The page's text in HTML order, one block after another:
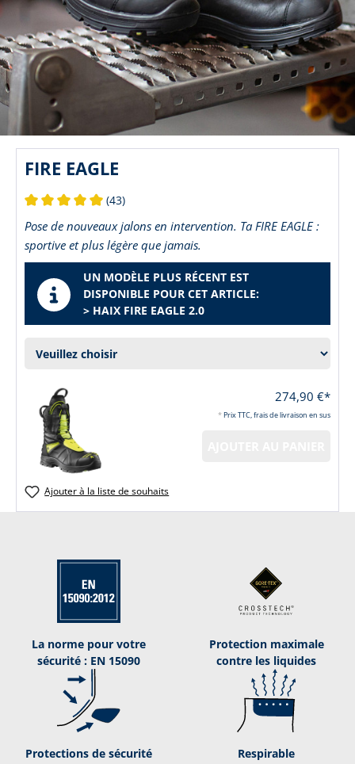
FIRE EAGLE
(43)
Pose de nouveaux jalons en intervention. Ta FIRE EAGLE :
sportive et plus légère que jamais.
UN MODÈLE PLUS RÉCENT EST
DISPONIBLE POUR CET ARTICLE:
> HAIX FIRE EAGLE 2.0
274,90 €*
*Prix TTC, frais de livraison en sus
Ajouter à la liste de souhaits
La norme pour votre
sécurité : EN 15090
Protection maximale
contre les liquides
Protections de sécurité Respirable